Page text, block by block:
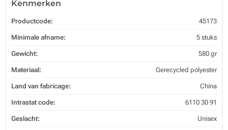
Kenmerken
Productcode: 45173
Minimale afname: 5 stuks
Gewicht: 580 gr
Materiaal: Gerecycled polyester
Land van fabricage: China
Intrastat code: 6110 30 91
Geslacht: Unisex